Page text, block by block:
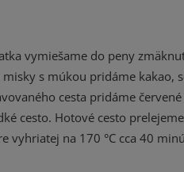
vymiešame do peny
s múkou pridáme
cesta pridáme
cesto. Hotové cesto
vyhriatej na 170 °C cca 40